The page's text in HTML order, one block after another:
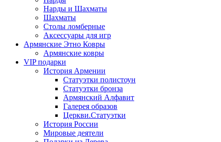
Нарды и Шахматы
Шахматы
Столы ломберные
Аксессуары для игр
Армянские Этно Ковры
Армянские ковры
VIP подарки
История Армении
Статуэтки полистоун
Статуэтки бронза
Армянский Алфавит
Галерея образов
Церкви.Статуэтки
История России
Мировые деятели